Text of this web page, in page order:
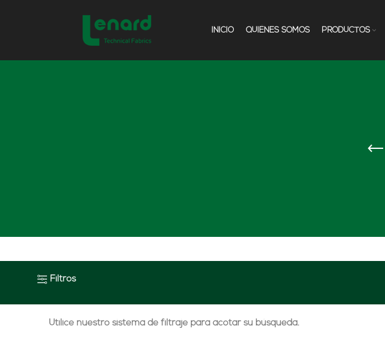
INICIO QUIÉNES SOMOS PRODUCTOS
Filtros
Utilice nuestro sistema de filtraje para acotar su búsqueda.